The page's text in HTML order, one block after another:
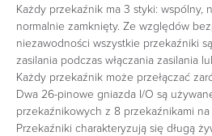
Każdy przekaźnik ma 3 styki: wspólny,
normalnie zamknięty. Ze względów
niezawodności wszystkie przekaźniki
zasilania podczas włączania zasilania
Każdy przekaźnik może przełączać
Dwa 26-pinowe gniazda I/O są
przekaźnikowych z 8 przekaźnikami
Przekaźniki charakteryzują się długą